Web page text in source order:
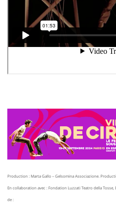
Production : Marta Gallo – Gelsomina Associazione.
En collaboration avec : Fondation Luzzati Teatro della Tosse,
de :